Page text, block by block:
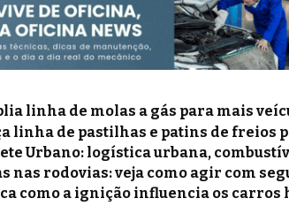
linha de molas a gás para mais
linha de pastilhas e patins de freios
Urbano: logística urbana,
nas rodovias: veja como agir com
como a ignição influencia os carros